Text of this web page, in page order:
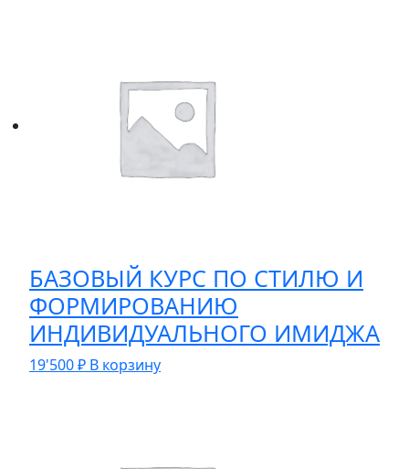
БАЗОВЫЙ КУРС ПО СТИЛЮ И
ФОРМИРОВАНИЮ
ИНДИВИДУАЛЬНОГО ИМИДЖА
19'500₽ В корзину